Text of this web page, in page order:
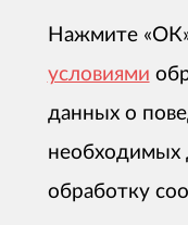
Нажмите
условиями
данных о
необходимых
обработку